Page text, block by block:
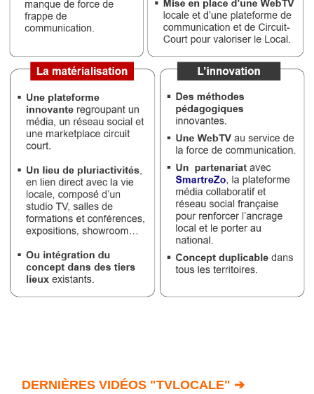
DERNIÈRES VIDÉOS "TVLOCALE" ➔